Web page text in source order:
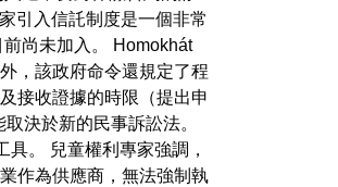
引入信託制度是一個非常
尚未加入。 Homokhát
，該政府命令還規定了程
接收證據的時限（提出申
決於新的民事訴訟法。
。 兒童權利專家強調，
作為供應商，無法強制執